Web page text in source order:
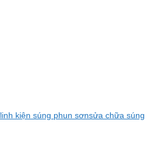
linh kiện súng phun sơnsửa chữa súng